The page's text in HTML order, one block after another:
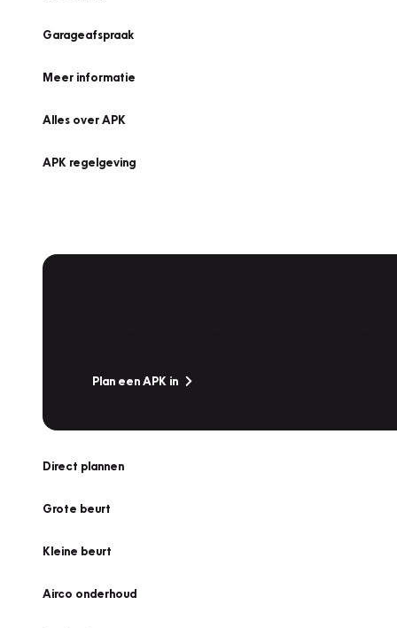
Garageafspraak
Meer informatie
Alles over APK
APK regelgeving
Plan een APK in
Direct plannen
Grote beurt
Kleine beurt
Airco onderhoud